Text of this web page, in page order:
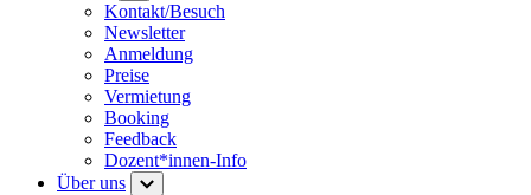
Kontakt/Besuch
Newsletter
Anmeldung
Preise
Vermietung
Booking
Feedback
Dozent*innen-Info
Über uns